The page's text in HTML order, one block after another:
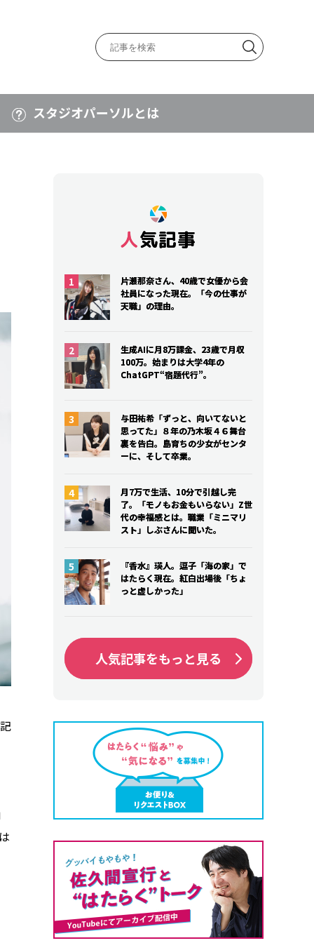
スタジオパーソルとは
人気記事
片瀬那奈さん、40歳で女優から会
社員になった現在。「今の仕事が
天職」の理由。
生成AIに月8万課金、23歳で月収
100万。始まりは大学4年の
ChatGPT“宿題代行”。
与田祐希「ずっと、向いてないと
思ってた」８年の乃木坂４６舞台
裏を告白。島育ちの少女がセンタ
ーに、そして卒業。
月7万で生活、10分で引越し完
了。「モノもお金もいらない」Z世
代の幸福感とは。職業「ミニマリ
スト」しぶさんに聞いた。
『香水』瑛人。逗子「海の家」で
はたらく現在。紅白出場後「ちょ
っと虚しかった」
人気記事をもっと見る
人気記事
片瀬那奈さん、40歳で女優から会
社員になった現在。「今の仕事が
天職」の理由。
生成AIに月8万課金、23歳で月収
100万。始まりは大学4年の
ChatGPT“宿題代行”。
与田祐希「ずっと、向いてないと
思ってた」８年の乃木坂４６舞台
裏を告白。島育ちの少女がセンタ
ーに、そして卒業。
月7万で生活、10分で引越し完
了。「モノもお金もいらない」Z世
代の幸福感とは。職業「ミニマリ
スト」しぶさんに聞いた。
『香水』瑛人。逗子「海の家」で
はたらく現在。紅白出場後「ちょ
っと虚しかった」
人気記事をもっと見る